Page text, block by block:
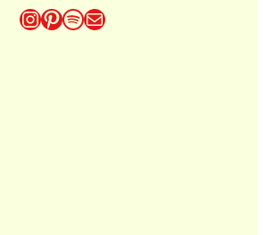
Instagram
Pinterest
Spotify
E-Mail